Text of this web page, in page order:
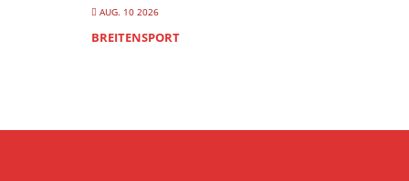
AUG. 10 2026
BREITENSPORT